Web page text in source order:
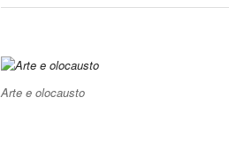
Arte e olocausto